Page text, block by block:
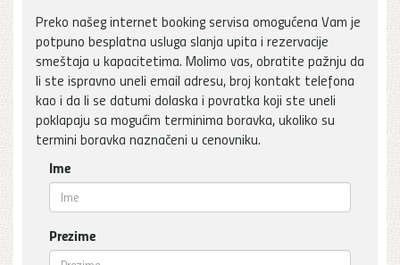
Preko našeg internet booking servisa omogućena Vam je
potpuno besplatna usluga slanja upita i rezervacije
smeštaja u kapacitetima. Molimo vas, obratite pažnju da
li ste ispravno uneli email adresu, broj kontakt telefona
kao i da li se datumi dolaska i povratka koji ste uneli
poklapaju sa mogućim terminima boravka, ukoliko su
termini boravka naznačeni u cenovniku.
Ime
Prezime